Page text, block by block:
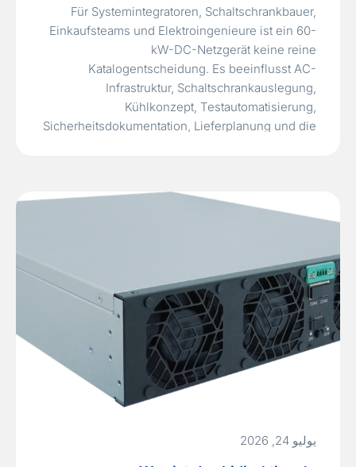
Für Systemintegratoren, Schaltschrankbauer,
Einkaufsteams und Elektroingenieure ist ein 60-
kW-DC-Netzgerät keine reine
Katalogentscheidung. Es beeinflusst AC-
Infrastruktur, Schaltschrankauslegung,
Kühlkonzept, Testautomatisierung,
Sicherheitsdokumentation, Lieferplanung und die
Stromversorgungen ist relevant, wenn ein RFQ
bereits in der Lieferantenauswahl steht und das
Read More »
يوليو 24, 2026